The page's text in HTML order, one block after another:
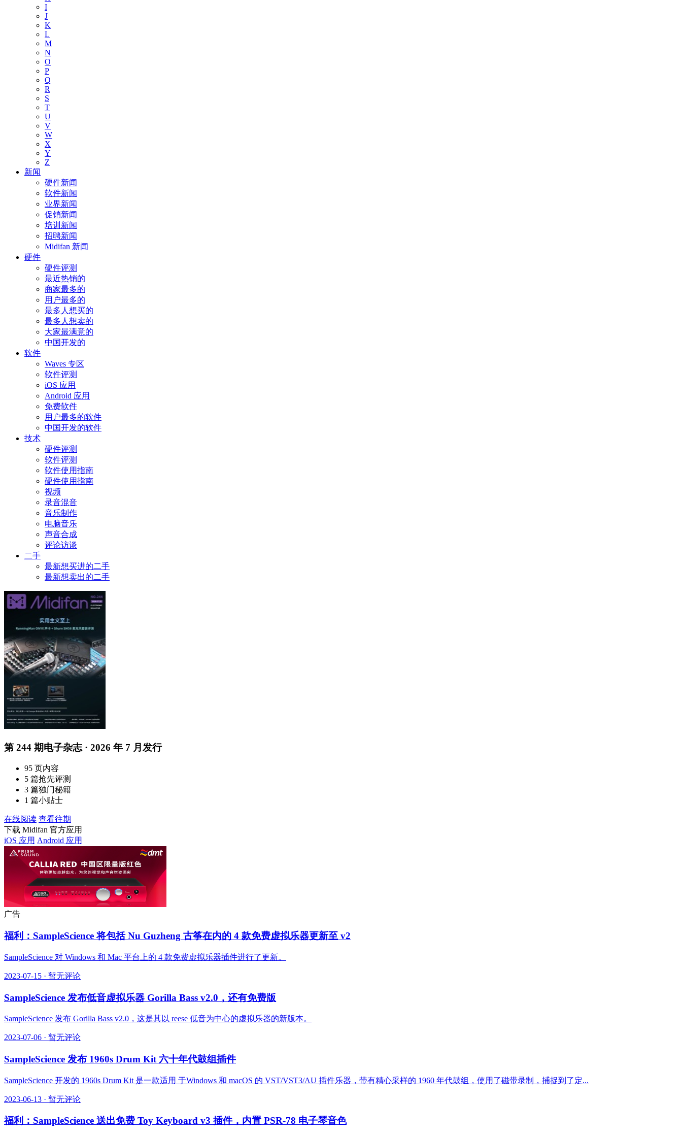
I
J
K
L
M
N
O
P
Q
R
S
T
U
V
W
X
Y
Z
新闻
硬件新闻
软件新闻
业界新闻
促销新闻
培训新闻
招聘新闻
Midifan 新闻
硬件
硬件评测
最近热销的
商家最多的
用户最多的
最多人想买的
最多人想卖的
大家最满意的
中国开发的
软件
Waves 专区
软件评测
iOS 应用
Android 应用
免费软件
用户最多的软件
中国开发的软件
技术
硬件评测
软件评测
软件使用指南
硬件使用指南
视频
录音混音
音乐制作
电脑音乐
声音合成
评论访谈
二手
最新想买进的二手
最新想卖出的二手
第 244 期电子杂志 · 2026 年 7 月发行
95 页内容
5 篇抢先评测
3 篇独门秘籍
1 篇小贴士
在线阅读 查看往期
下载 Midifan 官方应用
iOS 应用 Android 应用
广告
福利：SampleScience 将包括 Nu Guzheng 古筝在内的 4 款免费虚拟乐器更新至 v2
SampleScience 对 Windows 和 Mac 平台上的 4 款免费虚拟乐器插件进行了更新。
2023-07-15 · 暂无评论
SampleScience 发布低音虚拟乐器 Gorilla Bass v2.0，还有免费版
SampleScience 发布 Gorilla Bass v2.0，这是其以 reese 低音为中心的虚拟乐器的新版本。
2023-07-06 · 暂无评论
SampleScience 发布 1960s Drum Kit 六十年代鼓组插件
SampleScience 开发的 1960s Drum Kit 是一款适用 于Windows 和 macOS 的 VST/VST3/AU 插件乐器，带有精心采样的 1960 年代鼓组，使用了磁带录制，捕捉到了定...
2023-06-13 · 暂无评论
福利：SampleScience 送出免费 Toy Keyboard v3 插件，内置 PSR-78 电子琴音色